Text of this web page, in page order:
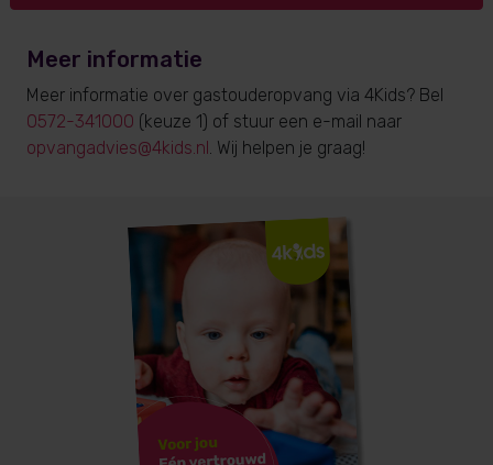
Meer informatie
Meer informatie over gastouderopvang via 4Kids? Bel
0572-341000 (keuze 1) of stuur een e-mail naar
opvangadvies@4kids.nl. Wij helpen je graag!